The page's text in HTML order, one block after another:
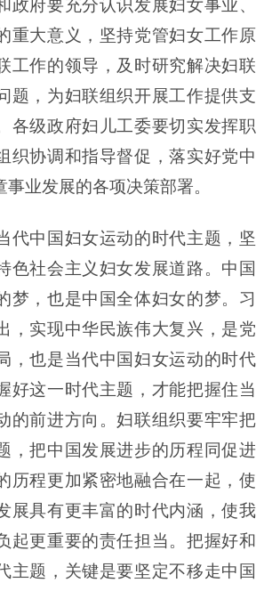
政府要充分认识发展妇女事业、
重大意义，坚持党管妇女工作原
工作的领导，及时研究解决妇联
题，为妇联组织开展工作提供支
各级政府妇儿工委要切实发挥职
织协调和指导督促，落实好党中
业发展的各项决策部署。
中国妇女运动的时代主题，坚
色社会主义妇女发展道路。中国
梦，也是中国全体妇女的梦。习
，实现中华民族伟大复兴，是党
，也是当代中国妇女运动的时代
好这一时代主题，才能把握住当
的前进方向。妇联组织要牢牢把
，把中国发展进步的历程同促进
历程更加紧密地融合在一起，使
展具有更丰富的时代内涵，使我
起更重要的责任担当。把握好和
主题，关键是要坚定不移走中国